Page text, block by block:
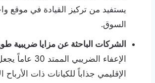
يستفيد من تركيز القيادة في موقع
السوق.
الشركات الباحثة عن مزايا ضريبية
الإعفاء الضريبي
الإقليمي جذاباً للكيانات ذات الأرباح